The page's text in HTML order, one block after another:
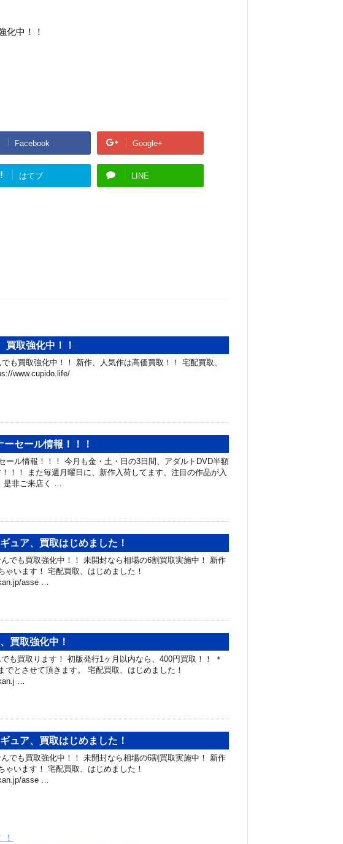
化中！！
Facebook Google+
はてブ LINE
買取強化中！！
も買取強化中！！ 新作、人気作は高価買取！！ 宅配買取、
www.cupido.life/
セール情報！！！
ル情報！！！ 今月も金・土・日の3日間、アダルトDVD半額
！！ また毎週月曜日に、新作入荷してます、注目の作品が入
是非ご来店く …
ュア、買取はじめました！
でも買取強化中！！ 未開封なら相場の6割買取実施中！ 新作
ゃいます！ 宅配買取、はじめました！
asse …
買取強化中！
も買取ります！ 初版発行1ヶ月以内なら、400円買取！！ ＊
でとさせて頂きます。 宅配買取、はじめました！
…
ュア、買取はじめました！
でも買取強化中！！ 未開封なら相場の6割買取実施中！ 新作
ゃいます！ 宅配買取、はじめました！
asse …